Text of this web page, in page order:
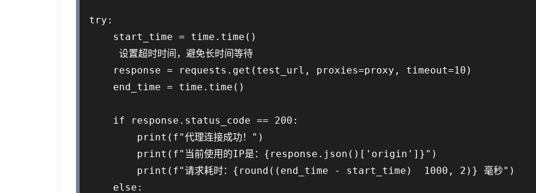
try:
    start_time = time.time()
     设置超时时间，避免长时间等待
    response = requests.get(test_url, proxies=proxy, timeout=10)
    end_time = time.time()
    if response.status_code == 200:
        print(f"代理连接成功！")
        print(f"当前使用的IP是：{response.json()['origin']}")
        print(f"请求耗时：{round((end_time - start_time)  1000, 2)} 毫秒")
    else: